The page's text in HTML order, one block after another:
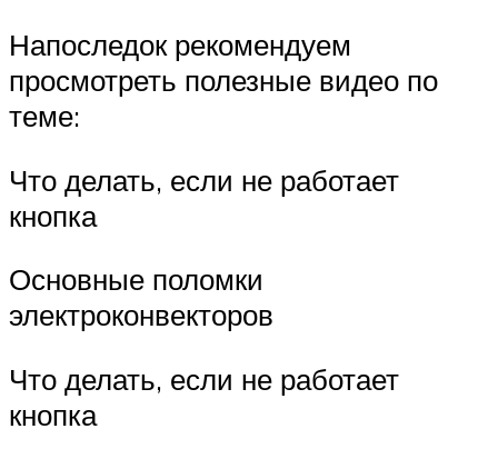
Напоследок рекомендуем
просмотреть полезные видео по
теме:
Что делать, если не работает
кнопка
Основные поломки
электроконвекторов
Что делать, если не работает
кнопка